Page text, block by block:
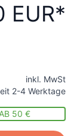
EUR
inkl. MwSt
2-4 Werktage
50 €